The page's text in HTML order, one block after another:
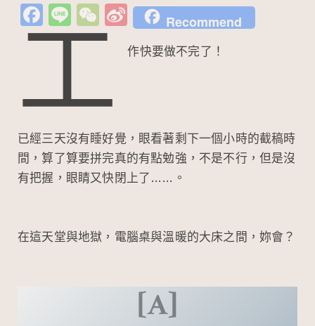
Fa
c
o
o
k
Li
n
W
e
at
Si
n
a
b
o
Recommend
工 作快要做不完了！
已經三天沒有睡好覺，眼看著剩下一個小時的截稿時
間，算了算要拼完真的有點勉強，不是不行，但是沒
有把握，眼睛又快閉上了……。
在這天堂與地獄，電腦桌與溫暖的大床之間，妳會？
[A]